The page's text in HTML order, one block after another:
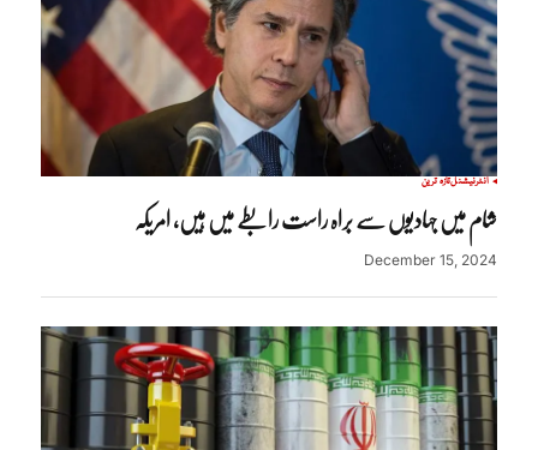
انٹرنیشنلتازہ ترین
شام میں جہادیوں سے براہ راست رابطے میں ہیں، امریکہ
December 15, 2024